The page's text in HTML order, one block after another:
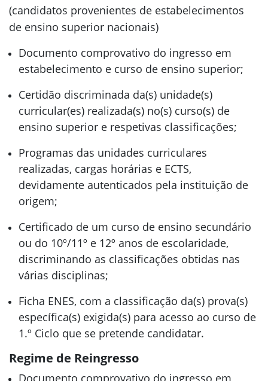
(candidatos provenientes de estabelecimentos
de ensino superior nacionais)
Documento comprovativo do ingresso em
estabelecimento e curso de ensino superior;
Certidão discriminada da(s) unidade(s)
curricular(es) realizada(s) no(s) curso(s) de
ensino superior e respetivas classificações;
Programas das unidades curriculares
realizadas, cargas horárias e ECTS,
devidamente autenticados pela instituição de
origem;
Certificado de um curso de ensino secundário
ou do 10º/11º e 12º anos de escolaridade,
discriminando as classificações obtidas nas
várias disciplinas;
Ficha ENES, com a classificação da(s) prova(s)
específica(s) exigida(s) para acesso ao curso de
1.º Ciclo que se pretende candidatar.
Regime de Reingresso
Documento comprovativo do ingresso em